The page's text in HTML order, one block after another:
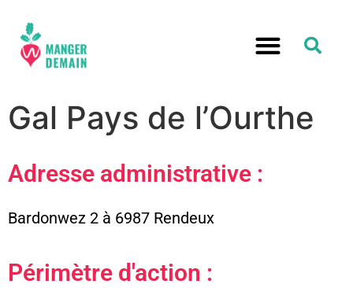
Gal Pays de l’Ourthe
Adresse administrative :
Bardonwez 2 à 6987 Rendeux
Périmètre d'action :